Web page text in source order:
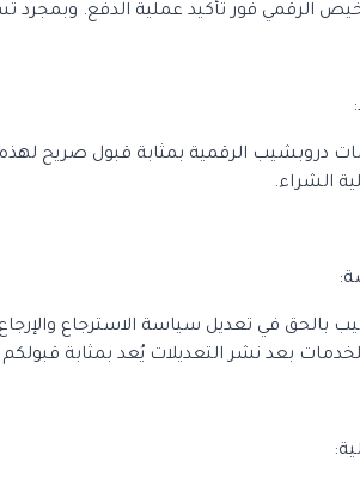
الرقمي فور تأكيد عملية الدفع. وبمجرد
دروبشيب الرقمية بمثابة قبول صريح
الشراء.
بالحق في تعديل سياسة الاسترجاع
بعد نشر التعديلات يُعد بمثابة